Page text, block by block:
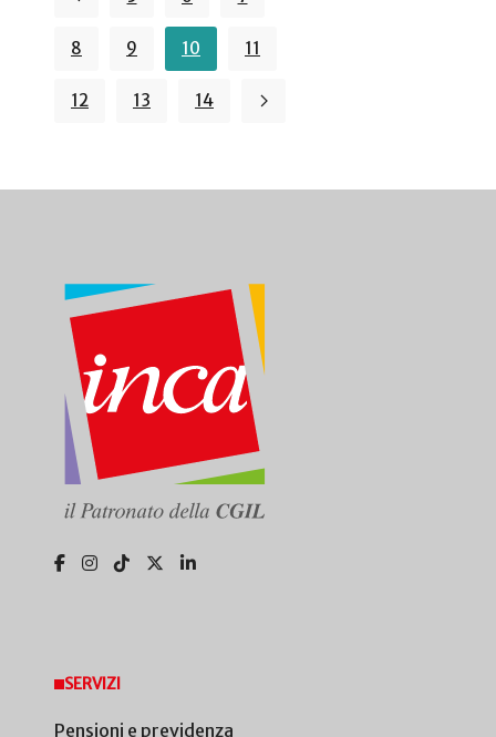
8 9 10 11
12 13 14
SERVIZI
Pensioni e previdenza